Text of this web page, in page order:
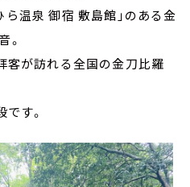
温泉 御宿 敷島館」のある金
。
客が訪れる全国の金刀比羅
す。